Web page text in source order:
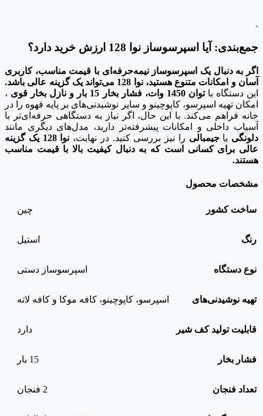
.
جمع‌بندی: آیا اسپرسوساز نوا 128 ارزش خرید دارد؟
اگر به دنبال یک اسپرسوساز نیمه‌حرفه‌ای با قیمت مناسب، کاربری
آسان و امکانات متنوع هستید، نوا 128 می‌تواند یک گزینه عالی باشد.
این دستگاه باتوان 1450 وات، فشار بخار 15 بار و نازل بخار قوی
،
امکان تهیه اسپرسو، کاپوچینو و سایر نوشیدنی‌های بر پایه قهوه را در
خانه فراهم می‌کند. با این حال، اگر نیاز به دستگاهی حرفه‌ای‌تر با
آسیاب داخلی و امکانات پیشرفته‌تر دارید، مدل‌های دیگری مانند
دلونگی یاجیمبالی را نیز بررسی کنید. در نهایت،
نوا 128 یک گزینه
عالی برای کسانی است که به دنبال کیفیت بالا با قیمت مناسب
هستند.
مشخصات محصول
ساخت کشور چین
رنگ استیل
نوع دستگاه اسپرسوساز دستی
تهیه نوشیدنی‌های اسپرسو، کاپوچینو، کافه موکا و کافه لاته
قابلیت تولید کف شیر دارد
فشار بخار 15 بار
تعداد فنجان 2 فنجان